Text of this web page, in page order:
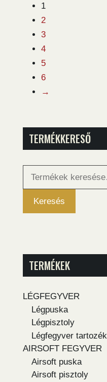
1
2
3
4
5
6
→
TERMÉKKERESŐ
következőre:
Keresés
TERMÉKEK
LÉGFEGYVER
Légpuska
Légpisztoly
Légfegyver tartozék
AIRSOFT FEGYVER
Airsoft puska
Airsoft pisztoly